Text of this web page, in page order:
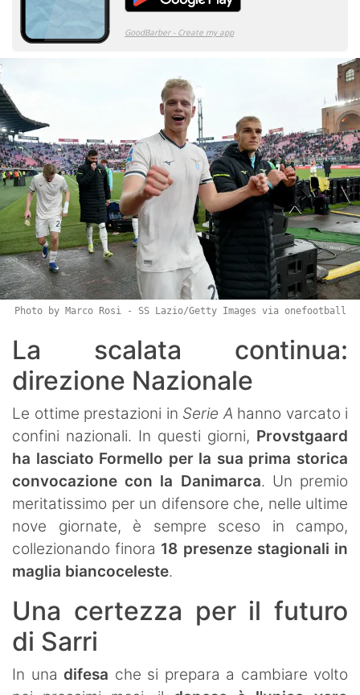
Photo by Marco Rosi - SS Lazio/Getty Images via onefootball
La scalata continua:
direzione Nazionale
Le ottime prestazioni in Serie A hanno varcato i
confini nazionali. In questi giorni, Provstgaard
ha lasciato Formello per la sua prima storica
convocazione con la Danimarca. Un premio
meritatissimo per un difensore che, nelle ultime
nove giornate, è sempre sceso in campo,
collezionando finora 18 presenze stagionali in
maglia biancoceleste.
Una certezza per il futuro
di Sarri
In una difesa che si prepara a cambiare volto